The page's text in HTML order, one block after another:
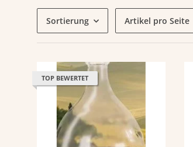
Sortierung Artikel pro Seite
TOP BEWERTET